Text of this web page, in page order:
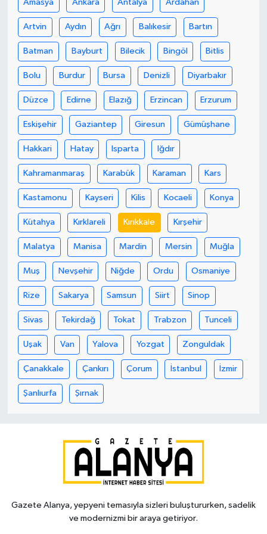
Amasya Ankara Antalya Ardahan
Artvin Aydın Ağrı Balıkesir Bartın
Batman Bayburt Bilecik Bingöl Bitlis
Bolu Burdur Bursa Denizli Diyarbakır
Düzce Edirne Elazığ Erzincan Erzurum
Eskişehir Gaziantep Giresun Gümüşhane
Hakkari Hatay Isparta Iğdır
Kahramanmaraş Karabük Karaman Kars
Kastamonu Kayseri Kilis Kocaeli Konya
Kütahya Kırklareli Kırıkkale Kırşehir
Malatya Manisa Mardin Mersin Muğla
Muş Nevşehir Niğde Ordu Osmaniye
Rize Sakarya Samsun Siirt Sinop
Sivas Tekirdağ Tokat Trabzon Tunceli
Uşak Van Yalova Yozgat Zonguldak
Çanakkale Çankırı Çorum İstanbul İzmir
Şanlıurfa Şırnak
Gazete Alanya, yepyeni temasıyla sizleri buluştururken, sadelik
ve modernizmi bir araya getiriyor.